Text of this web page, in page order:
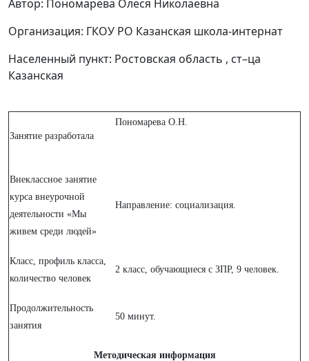
Автор: Пономарева Олеся Николаевна
Организация: ГКОУ РО Казанская школа-интернат
Населенный пункт: Ростовская область , ст–ца
Казанская
Занятие разработала
Пономарева О.Н.
Внеклассное занятие
курса внеурочной
деятельности «Мы
живем среди людей»
Направление: социализация.
Класс, профиль класса,
количество человек
2 класс, обучающиеся с ЗПР, 9 человек.
Продолжительность
занятия
50 минут.
Методическая информация